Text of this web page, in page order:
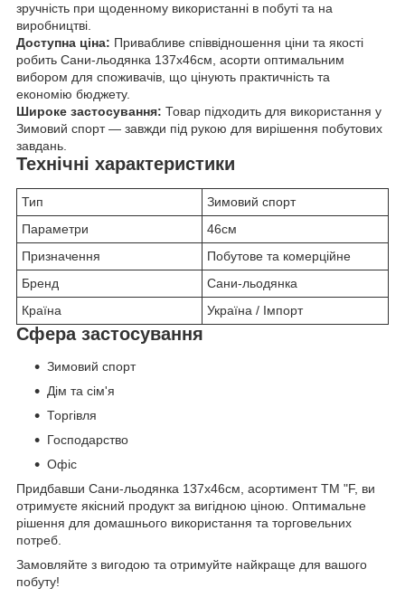
зручність при щоденному використанні в побуті та на
виробництві.
Доступна ціна: Привабливе співвідношення ціни та якості
робить Сани-льодянка 137х46см, асорти оптимальним
вибором для споживачів, що цінують практичність та
економію бюджету.
Широке застосування: Товар підходить для використання у
Зимовий спорт — завжди під рукою для вирішення побутових
завдань.
Технічні характеристики
Тип
Зимовий спорт
Параметри
46см
Призначення
Побутове та комерційне
Бренд
Сани-льодянка
Країна
Україна / Імпорт
Сфера застосування
Зимовий спорт
Дім та сім'я
Торгівля
Господарство
Офіс
Придбавши Сани-льодянка 137х46см, асортимент ТМ "F, ви
отримуєте якісний продукт за вигідною ціною. Оптимальне
рішення для домашнього використання та торговельних
потреб.
Замовляйте з вигодою та отримуйте найкраще для вашого
побуту!